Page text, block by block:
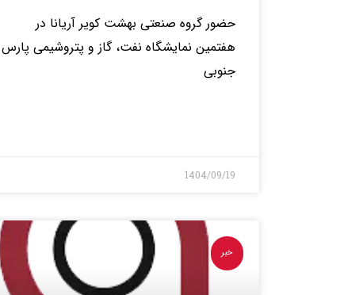
حضور گروه صنعتی بهشت کویر آریانا در
هفتمین نمایشگاه نفت، گاز و پتروشیمی پارس
جنوبی
1404/09/19
خبر